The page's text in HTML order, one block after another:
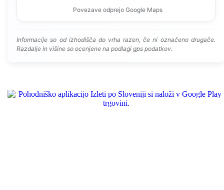
Povezave odprejo Google Maps
Informacije so od izhodišča do vrha razen, če ni označeno drugače.
Razdalje in višine so ocenjene na podlagi gps podatkov.